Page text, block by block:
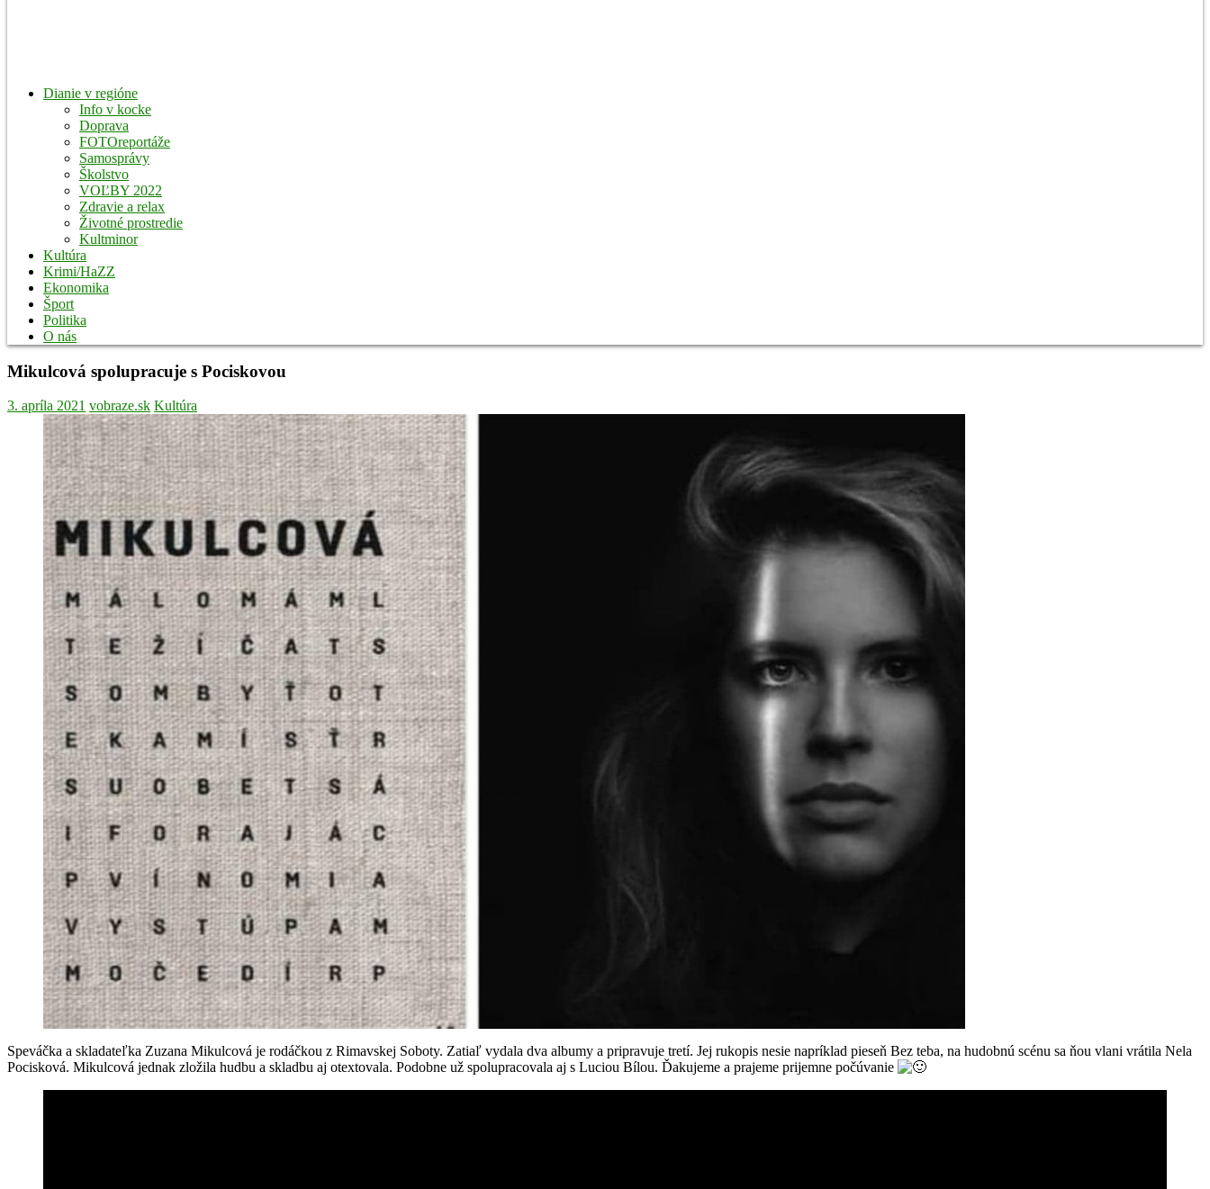
Dianie v regióne
Info v kocke
Doprava
FOTOreportáže
Samosprávy
Školstvo
VOĽBY 2022
Zdravie a relax
Životné prostredie
Kultminor
Kultúra
Krimi/HaZZ
Ekonomika
Šport
Politika
O nás
Mikulcová spolupracuje s Pociskovou
3. apríla 2021 vobraze.sk Kultúra
Speváčka a skladateľka Zuzana Mikulcová je rodáčkou z Rimavskej Soboty. Zatiaľ vydala dva albumy a pripravuje tretí. Jej rukopis nesie napríklad pieseň Bez teba, na hudobnú scénu sa ňou vlani vrátila Nela
Pocisková. Mikulcová jednak zložila hudbu a skladbu aj otextovala. Podobne už spolupracovala aj s Luciou Bílou. Ďakujeme a prajeme prijemne počúvanie